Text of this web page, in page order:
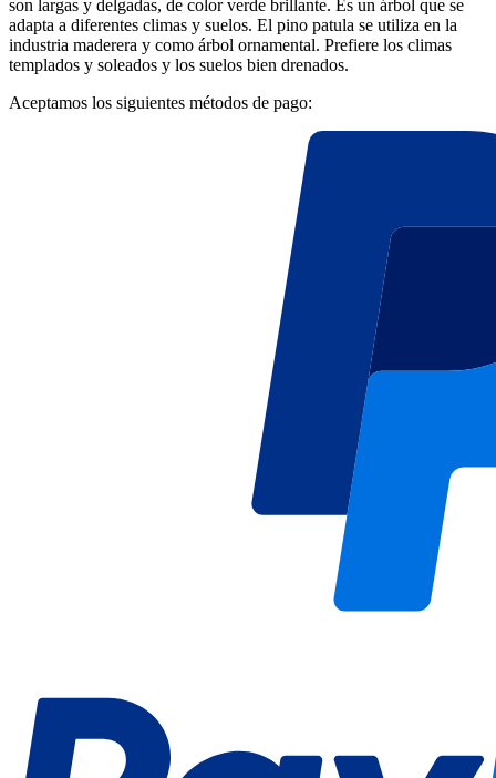
son largas y delgadas, de color verde brillante. Es un árbol que se
adapta a diferentes climas y suelos. El pino patula se utiliza en la
industria maderera y como árbol ornamental. Prefiere los climas
templados y soleados y los suelos bien drenados.
Aceptamos los siguientes métodos de pago: